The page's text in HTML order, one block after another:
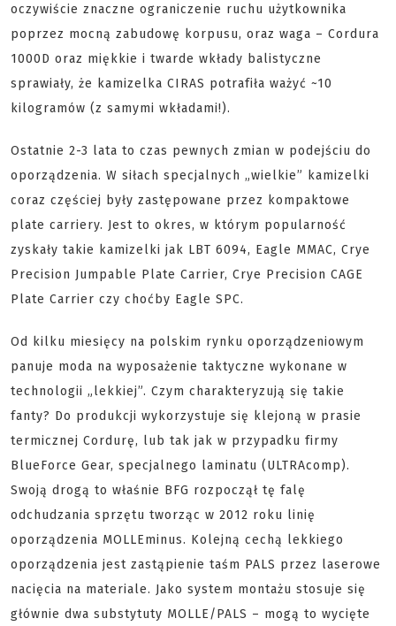
oczywiście znaczne ograniczenie ruchu użytkownika
poprzez mocną zabudowę korpusu, oraz waga – Cordura
1000D oraz miękkie i twarde wkłady balistyczne
sprawiały, że kamizelka CIRAS potrafiła ważyć ~10
kilogramów (z samymi wkładami!).
Ostatnie 2-3 lata to czas pewnych zmian w podejściu do
oporządzenia. W siłach specjalnych „wielkie” kamizelki
coraz częściej były zastępowane przez kompaktowe
plate carriery. Jest to okres, w którym popularność
zyskały takie kamizelki jak LBT 6094, Eagle MMAC, Crye
Precision Jumpable Plate Carrier, Crye Precision CAGE
Plate Carrier czy choćby Eagle SPC.
Od kilku miesięcy na polskim rynku oporządzeniowym
panuje moda na wyposażenie taktyczne wykonane w
technologii „lekkiej”. Czym charakteryzują się takie
fanty? Do produkcji wykorzystuje się klejoną w prasie
termicznej Cordurę, lub tak jak w przypadku firmy
BlueForce Gear, specjalnego laminatu (ULTRAcomp).
Swoją drogą to właśnie BFG rozpoczął tę falę
odchudzania sprzętu tworząc w 2012 roku linię
oporządzenia MOLLEminus. Kolejną cechą lekkiego
oporządzenia jest zastąpienie taśm PALS przez laserowe
nacięcia na materiale. Jako system montażu stosuje się
głównie dwa substytuty MOLLE/PALS – mogą to wycięte